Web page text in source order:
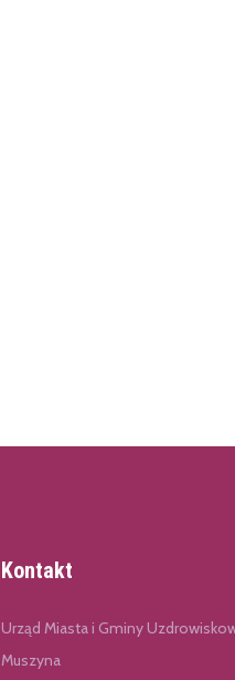
Kontakt
Urząd Miasta i Gminy
Muszyna